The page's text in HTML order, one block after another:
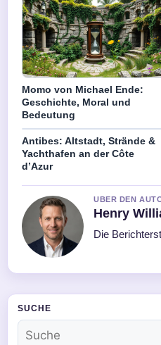
Momo von Michael Ende:
Geschichte, Moral und
Bedeutung
Antibes: Altstadt, Strände &
Yachthafen an der Côte
d’Azur
UBER DEN
Henry
Die
SUCHE